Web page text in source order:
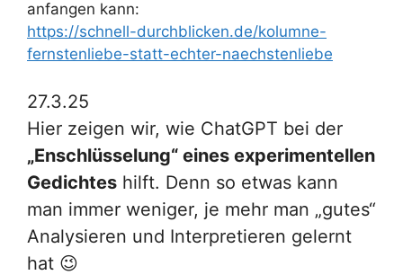
anfangen kann:
https://schnell-durchblicken.de/kolumne-
fernstenliebe-statt-echter-naechstenliebe
27.3.25
Hier zeigen wir, wie ChatGPT bei der
„Enschlüsselung“ eines experimentellen
Gedichtes hilft. Denn so etwas kann
man immer weniger, je mehr man „gutes“
Analysieren und Interpretieren gelernt
hat 😉